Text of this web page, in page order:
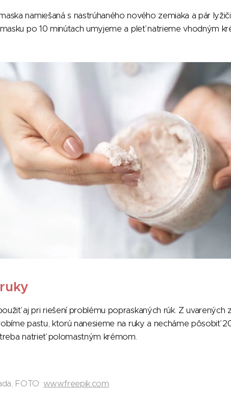
namiešaná s nastrúhaného nového zemiaka a pár
masku po 10 minútach umyjeme a pleť natrieme vhodným
aj pri riešení problému popraskaných rúk. Z uvarených
pastu, ktorú nanesieme na ruky a necháme pôsobiť
natrieť polomastným krémom.
FOTO: www.freepik.com